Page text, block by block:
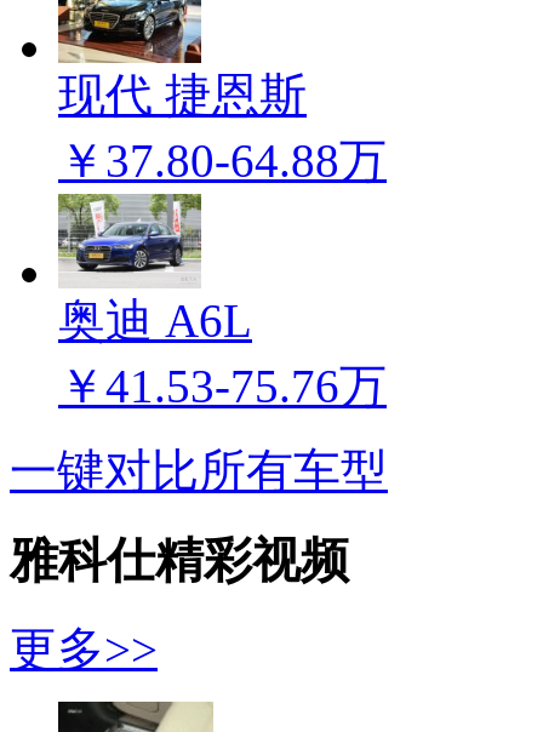
现代 捷恩斯
￥37.80-64.88万
奥迪 A6L
￥41.53-75.76万
一键对比所有车型
雅科仕精彩视频
更多>>